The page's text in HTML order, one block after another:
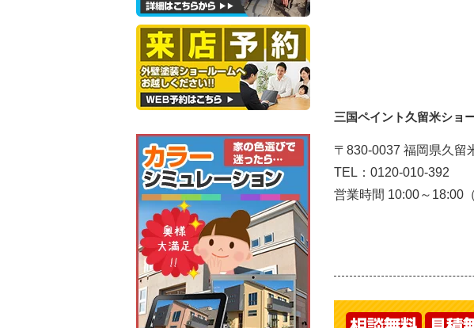
三国ペイント久留米ショ
〒830-0037 福岡県久留
TEL：0120-010-392
営業時間 10:00～18:00